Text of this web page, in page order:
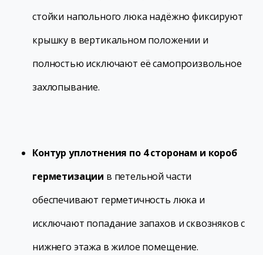
стойки напольного люка надёжно фиксируют
крышку в вертикальном положении и
полностью исключают её самопроизвольное
захлопывание.
Контур уплотнения по 4 сторонам и короб
герметизации в петельной части
обеспечивают герметичность люка и
исключают попадание запахов и сквозняков с
нижнего этажа в жилое помещение.